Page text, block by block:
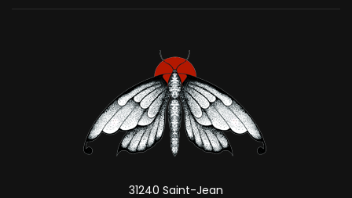
31240 Saint-Jean